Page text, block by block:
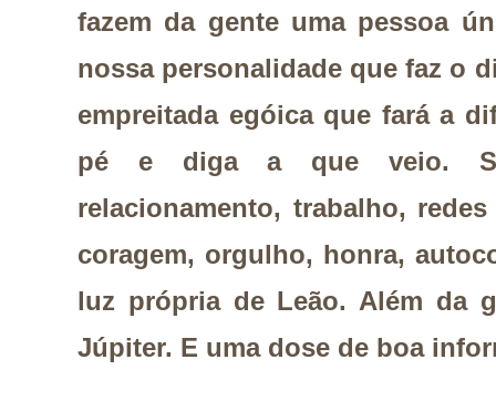
fazem da gente uma pessoa
nossa personalidade que faz o
empreitada egóica que fará a
pé e diga a que veio.
relacionamento, trabalho,
coragem, orgulho, honra,
luz própria de Leão. Além da
Júpiter. E uma dose de boa